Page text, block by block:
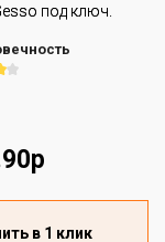
под ключ.
в 1 клик